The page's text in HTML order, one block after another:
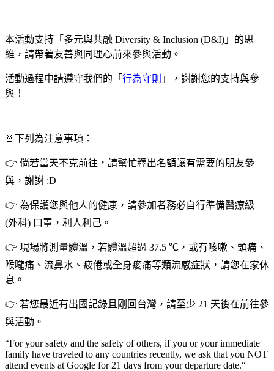
本活動支持「多元與共融 Diversity & Inclusion (D&I)」的思
維，請帶著友善與同理心前來參與活動。
活動過程中請遵守我們的「 行為守則 」，謝謝您的支持與參
與！
🚨下列為注意事項：
👉 倘若當天不克前往，請幫忙釋出名額讓有需要的朋友參
與，謝謝 :D
👉 為保護您與他人的健康，請參加者務必自行準備醫療級
(外科) 口罩，利人利己。
👉 現場將測量體溫，若體溫超過 37.5 ℃，或有咳嗽、頭痛、
喉嚨痛、流鼻水、疲倦或全身痠痛等類流感症狀，請您在家休
息。
👉 若您最近有出國記錄且剛回台灣，請至少 21 天後在前往參
與活動。
“For your safety and the safety of others, if you or your immediate
family have traveled to any countries recently, we ask that you NOT
attend events at Google for 21 days from your departure date.“